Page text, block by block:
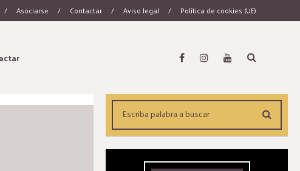
/ Asociarse / Contactar / Aviso legal / Política de cookies (UE)